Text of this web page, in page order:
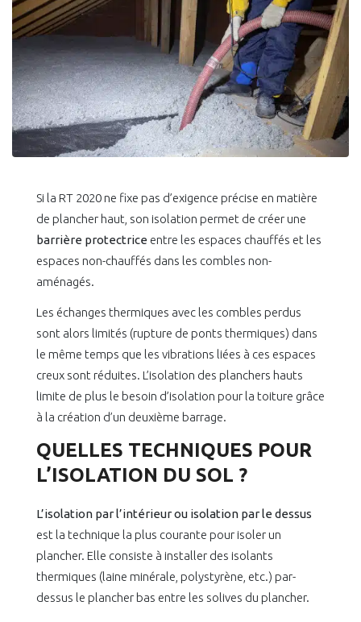
Si la RT 2020 ne fixe pas d’exigence précise en matière
de plancher haut, son isolation permet de créer une
barrière protectrice entre les espaces chauffés et les
espaces non-chauffés dans les combles non-
aménagés.
Les échanges thermiques avec les combles perdus
sont alors limités (rupture de ponts thermiques) dans
le même temps que les vibrations liées à ces espaces
creux sont réduites. L’isolation des planchers hauts
limite de plus le besoin d’isolation pour la toiture grâce
à la création d’un deuxième barrage.
QUELLES TECHNIQUES POUR
L’ISOLATION DU SOL ?
L’isolation par l’intérieur ou isolation par le dessus
est la technique la plus courante pour isoler un
plancher. Elle consiste à installer des isolants
thermiques (laine minérale, polystyrène, etc.) par-
dessus le plancher bas entre les solives du plancher.